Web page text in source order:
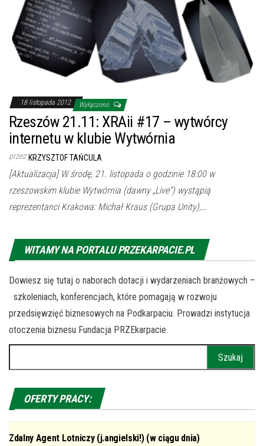
18 listopada 2012 Wyłączono
Rzeszów 21.11: XRAii #17 – wytwórcy
internetu w klubie Wytwórnia
przez KRZYSZTOF TAŃCULA
[Aktualizacja] W środę, 21. listopada o godzinie 18:00 w
rzeszowskim klubie Wytwórnia (dawny „Live”) wystąpią
reprezentanci Krakowa: Michał Kraus (Grupa Unity),…
WITAMY NA PORTALU PRZEKARPACIE.PL
Dowiesz się tutaj o naborach dotacji i wydarzeniach branżowych –
szkoleniach, konferencjach, które pomagają w rozwoju
przedsięwzięć biznesowych na Podkarpaciu. Prowadzi instytucja
otoczenia biznesu Fundacja PRZEkarpacie.
OFERTY PRACY:
Zdalny Agent Lotniczy (j.angielski!) (w ciągu dnia)